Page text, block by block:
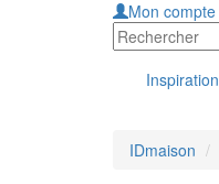
Mon compte
IDmaison